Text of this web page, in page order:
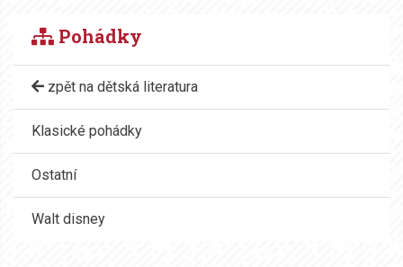
Pohádky
zpět na dětská literatura
Klasické pohádky
Ostatní
Walt disney